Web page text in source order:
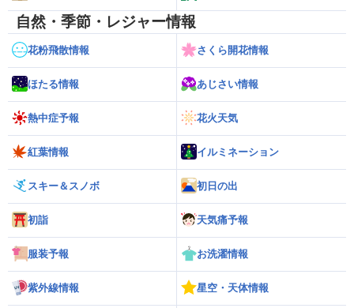
自然・季節・レジャー情報
花粉飛散情報 さくら開花情報
ほたる情報 あじさい情報
熱中症予報 花火天気
紅葉情報 イルミネーション
スキー＆スノボ 初日の出
初詣 天気痛予報
服装予報 お洗濯情報
紫外線情報 星空・天体情報